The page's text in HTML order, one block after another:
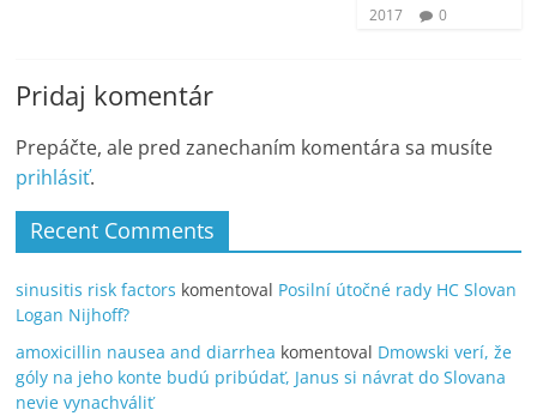
2017
0
Pridaj komentár
Prepáčte, ale pred zanechaním komentára sa musíte
prihlásiť.
Recent Comments
sinusitis risk factors komentoval Posilní útočné rady HC Slovan
Logan Nijhoff?
amoxicillin nausea and diarrhea komentoval Dmowski verí, že
góly na jeho konte budú pribúdať, Janus si návrat do Slovana
nevie vynachváliť